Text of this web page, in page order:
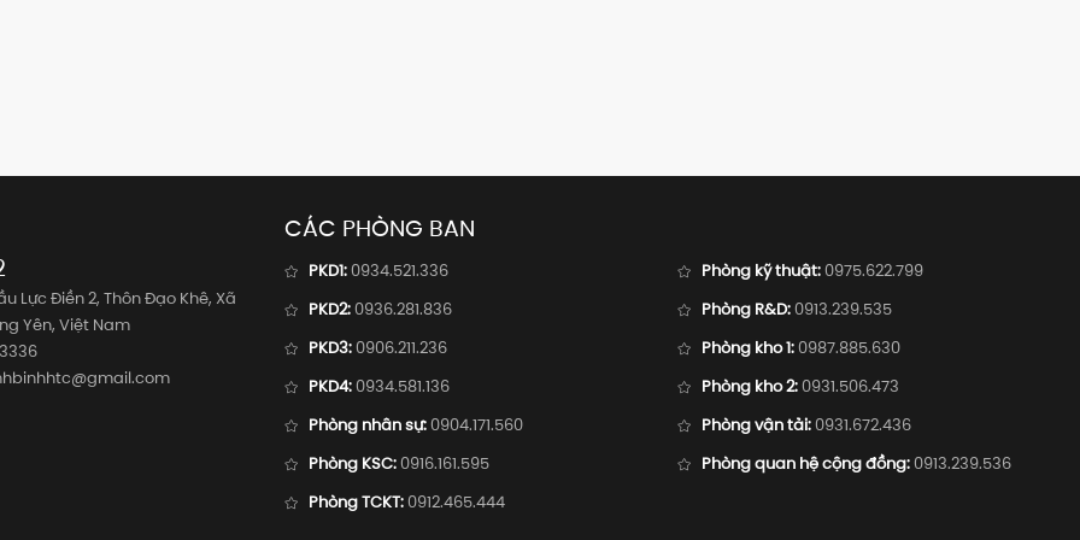
Lực Điền 2, Thôn Đạo Khê, Xã
Yên, Việt Nam
CÁC PHÒNG BAN
PKD1:0934.521.336
PKD2:0936.281.836
PKD3:0906.211.236
PKD4:0934.581.136
Phòng nhân sự:0904.171.560
Phòng KSC:0916.161.595
Phòng TCKT:0912.465.444
Phòng kỹ thuật:0975.622.799
Phòng R&D:0913.239.535
Phòng kho 1:0987.885.630
Phòng kho 2:0931.506.473
Phòng vận tải:0931.672.436
Phòng quan hệ cộng đồng:0913.239.536